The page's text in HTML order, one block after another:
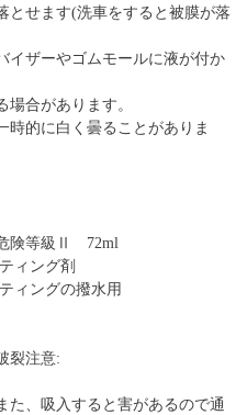
とせます(洗車をすると被膜が落
イザーやゴムモールに液が付か
場合があります。
時的に白く曇ることがありま
険等級Ⅱ 72ml
ィング剤
ィングの撥水用
裂注意:
た、吸入すると害があるので通